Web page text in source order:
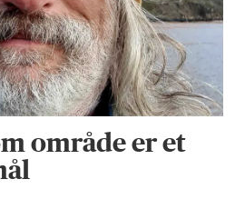
område er et